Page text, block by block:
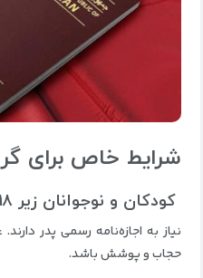
شرایط خاص برای
کودکان و نوجوانان زیر ۱۸ سال
نیاز به اجازه‌نامه رسمی پدر
حجاب و پوشش باشد.